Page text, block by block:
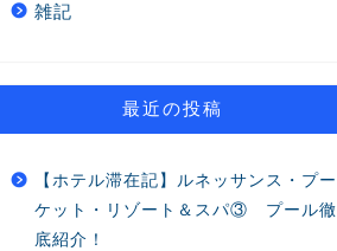
雑記
最近の投稿
【ホテル滞在記】ルネッサンス・プー
ケット・リゾート＆スパ③ プール徹
底紹介！